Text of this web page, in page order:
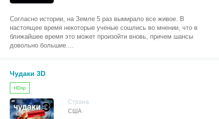
Согласно истории, на Земле 5 раз вымирало все живое. В
настоящее время некоторые ученые сошлись во мнении, что в
ближайшее время это может произойти вновь, причем шансы
довольно большие....
Чудаки 3D
HDrip
Страна
США